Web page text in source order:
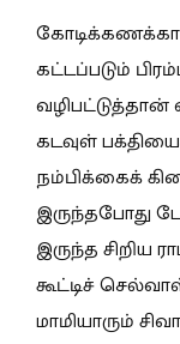
கட்டப்படும்
கடவுள்
நம்பிக்கைக்
இருந்தபோது
இருந்த சிறிய
கூட்டிச்
மாமியாரும்